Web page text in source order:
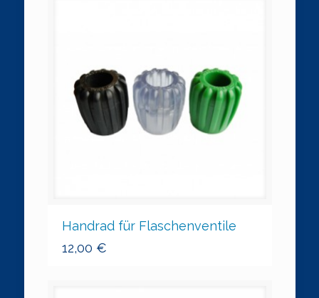
Handrad für Flaschenventile
12,00 €